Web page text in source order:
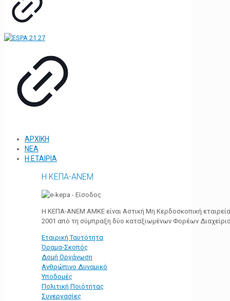
ΑΡΧΙΚΗ
ΝΕΑ
Η ΕΤΑΙΡΙΑ
Η ΚΕΠΑ-ΑΝΕΜ
Η ΚΕΠΑ-ΑΝΕΜ ΑΜΚΕ είναι Αστική Μη Κερδοσκοπική
2001 από τη σύμπραξη δύο καταξιωμένων Φορέων
Εταιρική Ταυτότητα
Όραμα-Σκοπός
Δομή Οργάνωση
Ανθρώπινο Δυναμικό
Υποδομές
Πολιτική Ποιότητας
Συνεργασίες